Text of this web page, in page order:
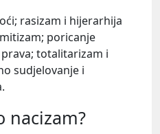
rasizam i hijerarhija
poricanje
totalitarizam i
sudjelovanje i
nacizam?